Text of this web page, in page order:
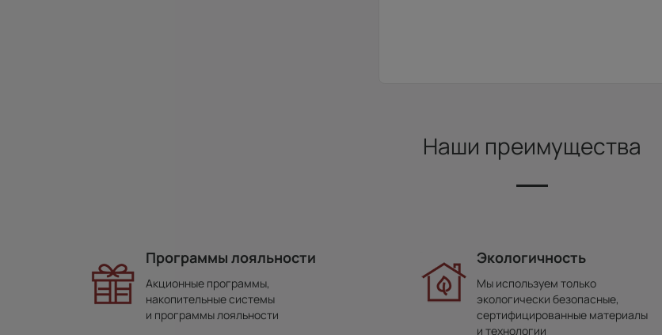
Наши преимущества
Программы лояльности
Акционные программы,
накопительные системы
и программы лояльности
Экологичность
Мы используем только
экологически безопасные,
сертифицированные материалы
и технологии